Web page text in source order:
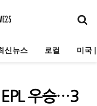
신뉴스 로컬 미국
우승…3